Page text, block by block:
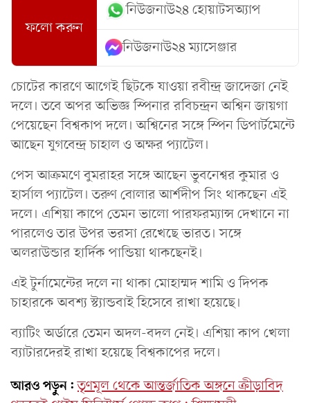
ফলো করুন
নিউজনাউ২৪ হোয়াটসঅ্যাপ
নিউজনাউ২৪ ম্যাসেঞ্জার
চোটের কারণে আগেই ছিটকে যাওয়া রবীন্দ্র জাদেজা নেই
দলে। তবে অপর অভিজ্ঞ স্পিনার রবিচন্দ্রন অশ্বিন জায়গা
পেয়েছেন বিশ্বকাপ দলে। অশ্বিনের সঙ্গে স্পিন ডিপার্টমেন্টে
আছেন যুগবেন্দ্র চাহাল ও অক্ষর প্যাটেল।
পেস আক্রমণে বুমরাহর সঙ্গে আছেন ভুবনেশ্বর কুমার ও
হার্সাল প্যাটেল। তরুণ বোলার আর্শদীপ সিং থাকছেন এই
দলে। এশিয়া কাপে তেমন ভালো পারফরম্যান্স দেখানে না
পারলেও তার উপর ভরসা রেখেছে ভারত। সঙ্গে
অলরাউন্ডার হার্দিক পান্ডিয়া থাকছেনই।
এই টুর্নামেন্টের দলে না থাকা মোহাম্মদ শামি ও দিপক
চাহারকে অবশ্য স্ট্যান্ডবাই হিসেবে রাখা হয়েছে।
ব্যাটিং অর্ডারে তেমন অদল-বদল নেই। এশিয়া কাপ খেলা
ব্যাটারদেরই রাখা হয়েছে বিশ্বকাপের দলে।
আরও পড়ুন: তৃণমূল থেকে আন্তর্জাতিক অঙ্গনে ক্রীড়াবিদ